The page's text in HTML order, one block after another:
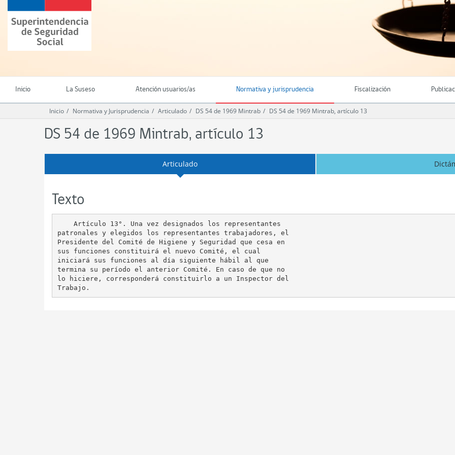
contenido
principal
Superintendencia
de
Seguridad
(SUSESO)
Chile
Inicio La Suseso Atención usuarios/as Normativa y jurisprudencia Fiscalización
Inicio Normativa y Jurisprudencia Articulado DS 54 de 1969 Mintrab DS 54 de 1969 Mintrab, artículo 13
DS 54 de 1969 Mintrab, artículo 13
Articulado
Texto
    Artículo 13°. Una vez designados los representantes
patronales y elegidos los representantes trabajadores, el
Presidente del Comité de Higiene y Seguridad que cesa en
sus funciones constituirá el nuevo Comité, el cual
iniciará sus funciones al día siguiente hábil al que
termina su período el anterior Comité. En caso de que no
lo hiciere, corresponderá constituirlo a un Inspector del